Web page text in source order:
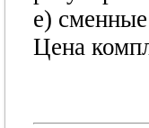
е)
Цена